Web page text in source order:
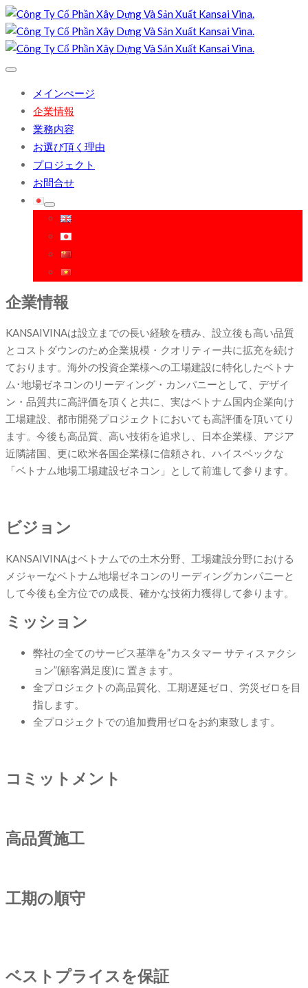
メインぺージ
企業情報
業務内容
お選び頂く理由
プロジェクト
お問合せ
企業情報
KANSAIVINAは設立までの長い経験を積み、設立後も高い品質
とコストダウンのため企業規模・クオリティー共に拡充を続け
ております。海外の投資企業様への工場建設に特化したベトナ
ム･地場ゼネコンのリーディング・カンパニーとして、デザイ
ン・品質共に高評価を頂くと共に、実はベトナム国内企業向け
工場建設、都市開発プロジェクトにおいても高評価を頂いてり
ます。今後も高品質、高い技術を追求し、日本企業様、アジア
近隣諸国、更に欧米各国企業様に信頼され、ハイスペックな
「ベトナム地場工場建設ゼネコン」として前進して参ります。
ビジョン
KANSAIVINAはベトナムでの土木分野、工場建設分野における
メジャーなベトナム地場ゼネコンのリーディングカンパニーと
して今後も全方位での成長、確かな技術力獲得して参ります。
ミッション
弊社の全てのサービス基準を”カスタマー サティスァクシ
ョン”(顧客満足度)に 置きます。
全プロジェクトの高品質化、工期遅延ゼロ、労災ゼロを目
指します。
全プロジェクトでの追加費用ゼロをお約束致します。
コミットメント
高品質施工
工期の順守
ベストプライスを保証